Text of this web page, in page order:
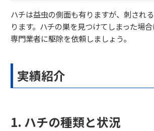
ハチは益虫の側面も有りますが、刺され
ります。ハチの巣を見つけてしまった場
専門業者に駆除を依頼しましょう。
実績紹介
1. ハチの種類と状況